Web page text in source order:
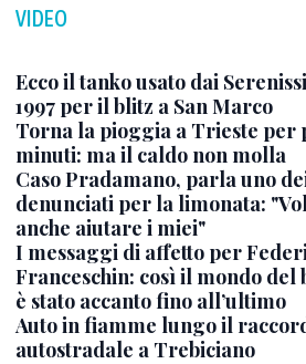
VIDEO
Ecco il tanko usato dai
1997 per il blitz a San Marco
Torna la pioggia a Trieste per
minuti: ma il caldo non molla
Caso Pradamano, parla uno
denunciati per la limonata:
anche aiutare i miei"
I messaggi di affetto per
Franceschin: così il mondo del
è stato accanto fino all’ultimo
Auto in fiamme lungo il
autostradale a Trebiciano